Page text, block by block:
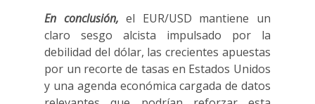
En conclusión, el EUR/USD mantiene un
claro sesgo alcista impulsado por la
debilidad del dólar, las crecientes apuestas
por un recorte de tasas en Estados Unidos
y una agenda económica cargada de datos